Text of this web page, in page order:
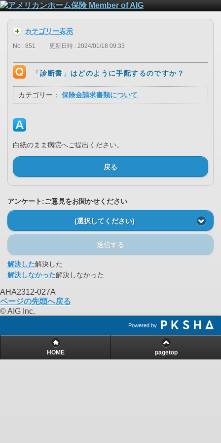
カテゴリー表示
No : 851 更新日時 : 2024/01/18 09:33
「診断書」はどのように手配するのですか？
カテゴリー： 保険金請求書類について
白紙のまま病院へご提出ください。
戻る
アンケート:ご意見をお聞かせください
(選択してください)
送信する
解決した解決した
解決しなかった解決しなかった
AHA2312-027A
ページの先頭へ戻る
© AIG Inc.
Powered by
HOME pagetop